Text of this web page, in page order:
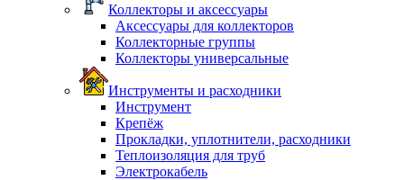
Коллекторы и аксессуары
Аксессуары для коллекторов
Коллекторные группы
Коллекторы универсальные
Инструменты и расходники
Инструмент
Крепёж
Прокладки, уплотнители, расходники
Теплоизоляция для труб
Электрокабель